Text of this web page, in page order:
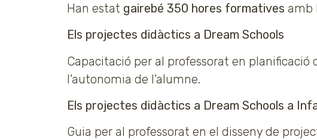
Han estat gairebé 350 hores formatives amb
Els projectes didàctics a Dream Schools
Capacitació per al professorat en planificació
l’autonomia de l’alumne.
Els projectes didàctics a Dream Schools a
Guia per al professorat en el disseny de